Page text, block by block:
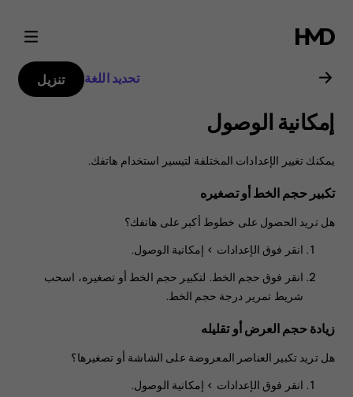
دليل
مستخدم
Nokia
3
تحديد اللغة تنزيل
إمكانية الوصول
يمكنك تغيير الإعدادات المختلفة لتيسير استخدام هاتفك.
تكبير حجم الخط أو تصغيره
هل تريد الحصول على خطوط أكبر على هاتفك؟
انقر فوق الإعدادات > إمكانية الوصول.
انقر فوق حجم الخط. لتكبير حجم الخط أو تصغيره، اسحب
شريط تمرير درجة حجم الخط.
زيادة حجم العرض أو تقليله
هل تريد تكبير العناصر المعروضة على الشاشة أو تصغيرها؟
انقر فوق الإعدادات > إمكانية الوصول.